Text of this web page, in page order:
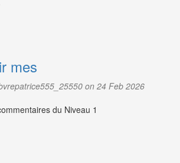
mes
on 24 Feb 2026
du Niveau 1